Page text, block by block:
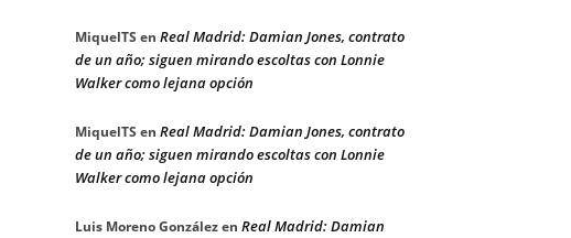
MiquelTS en Real Madrid: Damian Jones, contrato
de un año; siguen mirando escoltas con Lonnie
Walker como lejana opción
MiquelTS en Real Madrid: Damian Jones, contrato
de un año; siguen mirando escoltas con Lonnie
Walker como lejana opción
Luis Moreno Gonzálezen Real Madrid: Damian